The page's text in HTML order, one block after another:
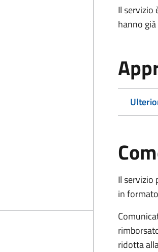
Il servizio
hanno
Il servizio
in
ridotta